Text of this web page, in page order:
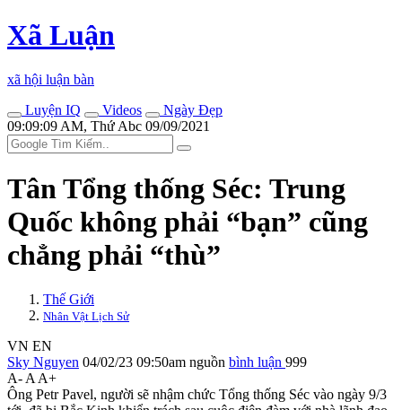
Xã Luận
xã hội luận bàn
Luyện IQ
Videos
Ngày Đẹp
09:09:09 AM, Thứ Abc 09/09/2021
Tân Tổng thống Séc: Trung
Quốc không phải “bạn” cũng
chẳng phải “thù”
Thế Giới
Nhân Vật Lịch Sử
VN EN
Sky Nguyen 04/02/23 09:50am nguồn bình luận 999
A- A A+
Ông Petr Pavel, người sẽ nhậm chức Tổng thống Séc vào ngày 9/3